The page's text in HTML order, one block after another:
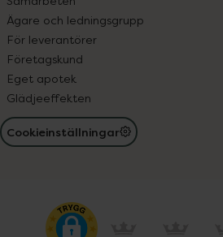
Ägare och ledningsgrupp
För leverantörer
Företagskund
Eget apotek
Glädjeeffekten
Cookieinställningar